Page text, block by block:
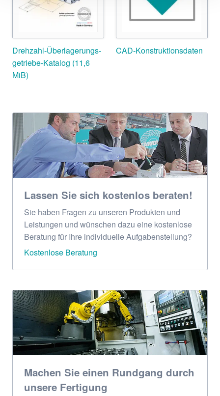
Drehzahl-Überlagerungs­
getriebe-Katalog (11,6
MiB)
CAD-Konstruktionsdaten
Lassen Sie sich kostenlos beraten!
Sie haben Fragen zu unseren Produkten und
Leistungen und wünschen dazu eine kostenlose
Beratung für Ihre individuelle Aufgabenstellung?
Kostenlose Beratung
Machen Sie einen Rundgang durch
unsere Fertigung